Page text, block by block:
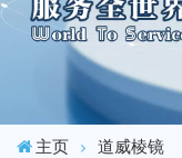
主页 道威棱镜